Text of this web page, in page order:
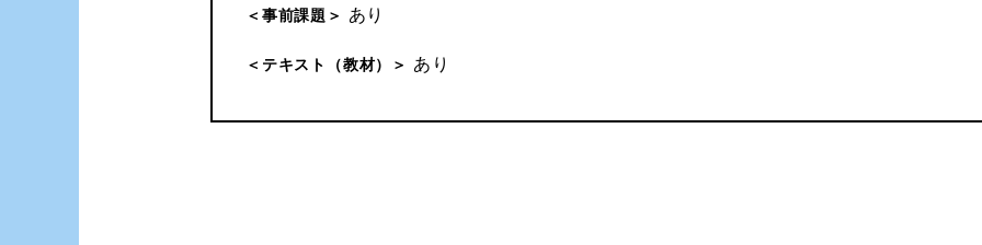
＜事前課題＞ あり
＜テキスト（教材）＞ あり